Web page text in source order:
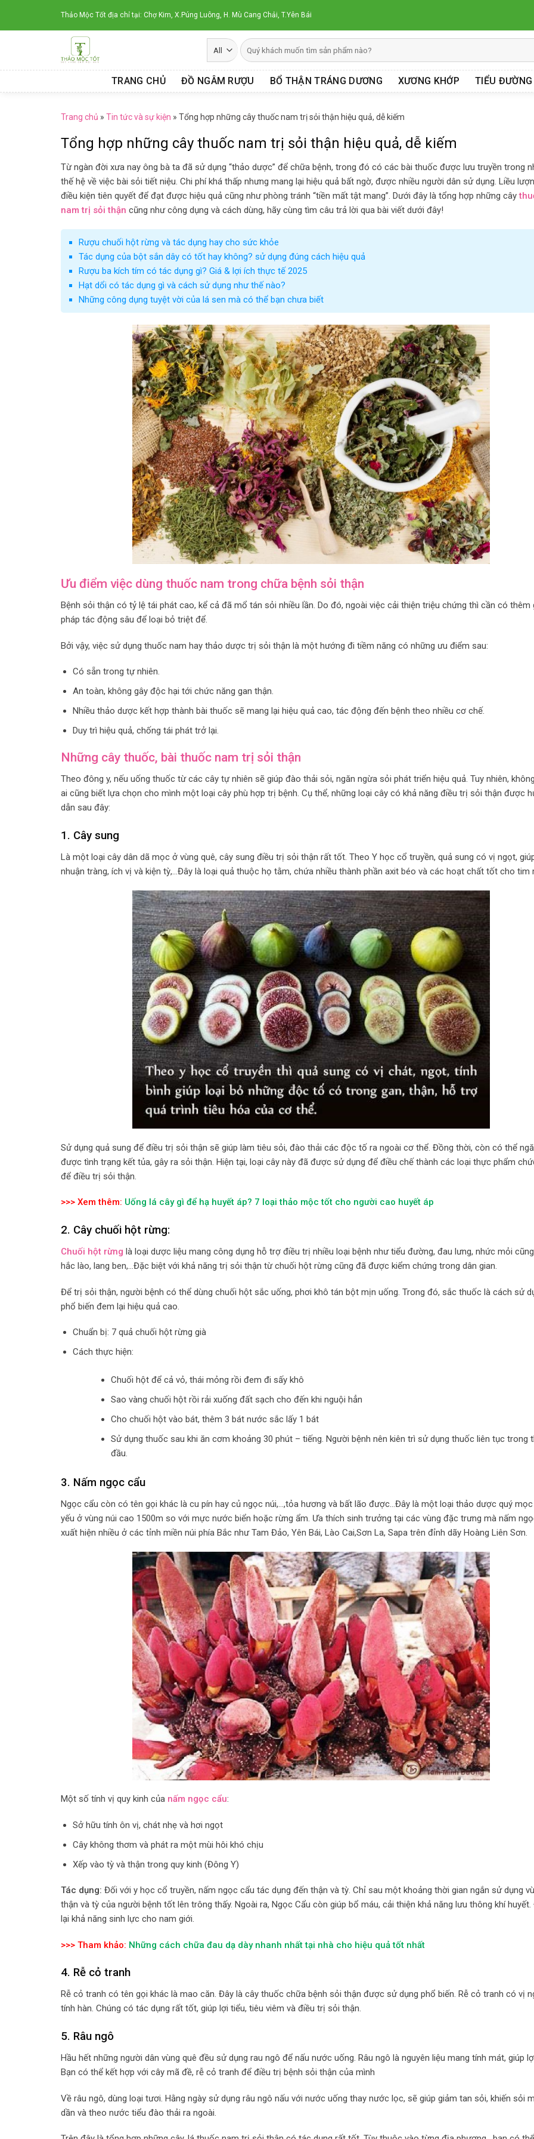
Thảo Mộc Tốt địa chỉ tại: Chợ Kim, X.Púng Luông, H. Mù Cang Chải, T.Yên Bái
TRANG CHỦ ĐỒ NGÂM RƯỢU BỔ THẬN TRÁNG DƯƠNG XƯƠNG KHỚP TIỂU
Trang chủ » Tin tức và sự kiện » Tổng hợp những cây thuốc nam trị sỏi thận hiệu quả, dễ kiếm
Tổng hợp những cây thuốc nam trị sỏi thận hiệu quả, dễ kiếm
Từ ngàn đời xưa nay ông bà ta đã sử dụng “thảo dược” để chữa bệnh, trong đó có các bài thuốc được lưu truyền trong
thế hệ về việc bài sỏi tiết niệu. Chi phí khá thấp nhưng mang lại hiệu quả bất ngờ, được nhiều người dân sử dụng. Liều
điều kiện tiên quyết để đạt được hiệu quả cũng như phòng tránh “tiền mất tật mang”. Dưới đây là tổng hợp những cây
nam trị sỏi thận cũng như công dụng và cách dùng, hãy cùng tìm câu trả lời qua bài viết dưới đây!
Rượu chuối hột rừng và tác dụng hay cho sức khỏe
Tác dụng của bột sắn dây có tốt hay không? sử dụng đúng cách hiệu quả
Rượu ba kích tím có tác dụng gì? Giá & lợi ích thực tế 2025
Hạt dổi có tác dụng gì và cách sử dụng như thế nào?
Những công dụng tuyệt vời của lá sen mà có thể bạn chưa biết
Ưu điểm việc dùng thuốc nam trong chữa bệnh sỏi thận
Bệnh sỏi thận có tỷ lệ tái phát cao, kể cả đã mổ tán sỏi nhiều lần. Do đó, ngoài việc cải thiện triệu chứng thì cần có thêm
pháp tác động sâu để loại bỏ triệt để.
Bởi vậy, việc sử dụng thuốc nam hay thảo dược trị sỏi thận là một hướng đi tiềm năng có những ưu điểm sau:
Có sẵn trong tự nhiên.
An toàn, không gây độc hại tới chức năng gan thận.
Nhiều thảo dược kết hợp thành bài thuốc sẽ mang lại hiệu quả cao, tác động đến bệnh theo nhiều cơ chế.
Duy trì hiệu quả, chống tái phát trở lại.
Những cây thuốc, bài thuốc nam trị sỏi thận
Theo đông y, nếu uống thuốc từ các cây tự nhiên sẽ giúp đào thải sỏi, ngăn ngừa sỏi phát triển hiệu quả. Tuy nhiên,
ai cũng biết lựa chọn cho mình một loại cây phù hợp trị bệnh. Cụ thể, những loại cây có khả năng điều trị sỏi thận được
dẫn sau đây:
1. Cây sung
Là một loại cây dân dã mọc ở vùng quê, cây sung điều trị sỏi thận rất tốt. Theo Y học cổ truyền, quả sung có vị ngọt,
nhuận tràng, ích vị và kiện tỳ,…Đây là loại quả thuộc họ tằm, chứa nhiều thành phần axit béo và các hoạt chất tốt cho tim
Sử dụng quả sung để điều trị sỏi thận sẽ giúp làm tiêu sỏi, đào thải các độc tố ra ngoài cơ thể. Đồng thời, còn có thể
được tình trạng kết tủa, gây ra sỏi thận. Hiện tại, loại cây này đã được sử dụng để điều chế thành các loại thực phẩm
để điều trị sỏi thận.
>>> Xem thêm: Uống lá cây gì để hạ huyết áp? 7 loại thảo mộc tốt cho người cao huyết áp
2. Cây chuối hột rừng:
Chuối hột rừng là loại dược liệu mang công dụng hỗ trợ điều trị nhiều loại bệnh như tiểu đường, đau lưng, nhức mỏi
hắc lào, lang ben,…Đặc biệt với khả năng trị sỏi thận từ chuối hột rừng cũng đã được kiểm chứng trong dân gian.
Để trị sỏi thận, người bệnh có thể dùng chuối hột sắc uống, phơi khô tán bột mịn uống. Trong đó, sắc thuốc là cách sử
phổ biến đem lại hiệu quả cao.
Chuẩn bị: 7 quả chuối hột rừng già
Cách thực hiện:
Chuối hột để cả vỏ, thái mỏng rồi đem đi sấy khô
Sao vàng chuối hột rồi rải xuống đất sạch cho đến khi nguội hẳn
Cho chuối hột vào bát, thêm 3 bát nước sắc lấy 1 bát
Sử dụng thuốc sau khi ăn cơm khoảng 30 phút – tiếng. Người bệnh nên kiên trì sử dụng thuốc liên tục trong
đầu.
3. Nấm ngọc cẩu
Ngọc cẩu còn có tên gọi khác là cu pín hay củ ngọc núi,…,tỏa hương và bất lão được…Đây là một loại thảo dược quý
yếu ở vùng núi cao 1500m so với mực nước biển hoặc rừng ẩm. Ưa thích sinh trưởng tại các vùng đặc trưng mà nấm
xuất hiện nhiều ở các tỉnh miền núi phía Bắc như Tam Đảo, Yên Bái, Lào Cai,Sơn La, Sapa trên đỉnh dãy Hoàng Liên Sơn.
Một số tính vị quy kinh của nấm ngọc cẩu:
Sở hữu tính ôn vị, chát nhẹ và hơi ngọt
Cây không thơm và phát ra một mùi hôi khó chịu
Xếp vào tỳ và thận trong quy kinh (Đông Y)
Tác dụng: Đối với y học cổ truyền, nấm ngọc cẩu tác dụng đến thận và tỳ. Chỉ sau một khoảng thời gian ngắn sử dụng
thận và tỳ của người bệnh tốt lên trông thấy. Ngoài ra, Ngọc Cẩu còn giúp bổ máu, cải thiện khả năng lưu thông khí huyết.
lại khả năng sinh lực cho nam giới.
>>> Tham khảo: Những cách chữa đau dạ dày nhanh nhất tại nhà cho hiệu quả tốt nhất
4. Rễ cỏ tranh
Rễ cỏ tranh có tên gọi khác là mao căn. Đây là cây thuốc chữa bệnh sỏi thận được sử dụng phổ biến. Rễ cỏ tranh có vị
tính hàn. Chúng có tác dụng rất tốt, giúp lợi tiểu, tiêu viêm và điều trị sỏi thận.
5. Râu ngô
Hầu hết những người dân vùng quê đều sử dụng rau ngô để nấu nước uống. Râu ngô là nguyên liệu mang tính mát, giúp
Bạn có thể kết hợp với cây mã đề, rễ cỏ tranh để điều trị bệnh sỏi thận của mình
Về râu ngô, dùng loại tươi. Hằng ngày sử dụng râu ngô nấu với nước uống thay nước lọc, sẽ giúp giảm tan sỏi, khiến sỏi
dần và theo nước tiểu đào thải ra ngoài.